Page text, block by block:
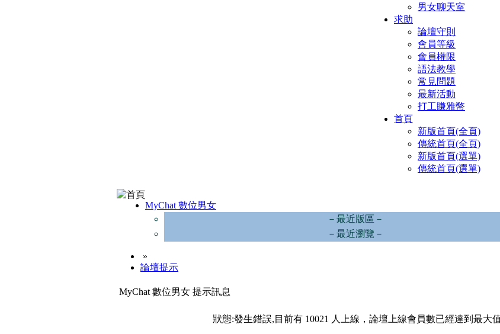
男女聊天室
求助
論壇守則
會員等級
會員權限
語法教學
常見問題
最新活動
打工賺雅幣
首頁
新版首頁(全頁)
傳統首頁(全頁)
新版首頁(選單)
傳統首頁(選單)
MyChat 數位男女
－最近版區－
－最近瀏覽－
»
論壇提示
MyChat 數位男女 提示訊息
狀態:發生錯誤,目前有 10021 人上線，論壇上線會員數已經達到最大